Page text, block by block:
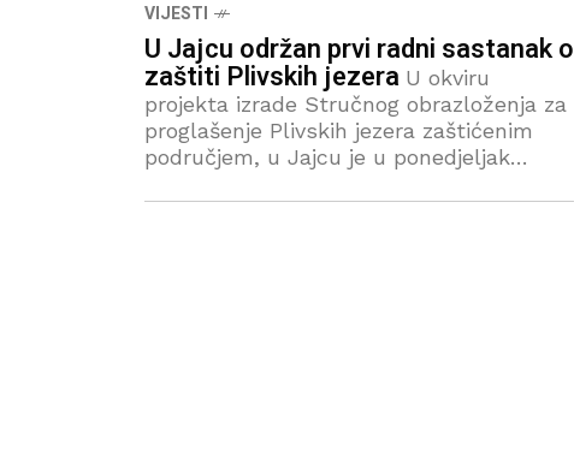
VIJESTI
U Jajcu održan prvi radni sastanak o
zaštiti Plivskih jezera U okviru
projekta izrade Stručnog obrazloženja za
proglašenje Plivskih jezera zaštićenim
područjem, u Jajcu je u ponedjeljak
nazočili predstavnici lokalnih vlasti,